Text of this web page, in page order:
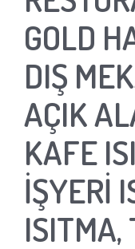
GOLD
DIŞ
AÇIK
KAFE
İŞYERİ
ISITMA,